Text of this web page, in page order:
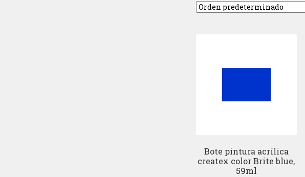
Bote pintura acrílica
createx color Brite blue,
59ml